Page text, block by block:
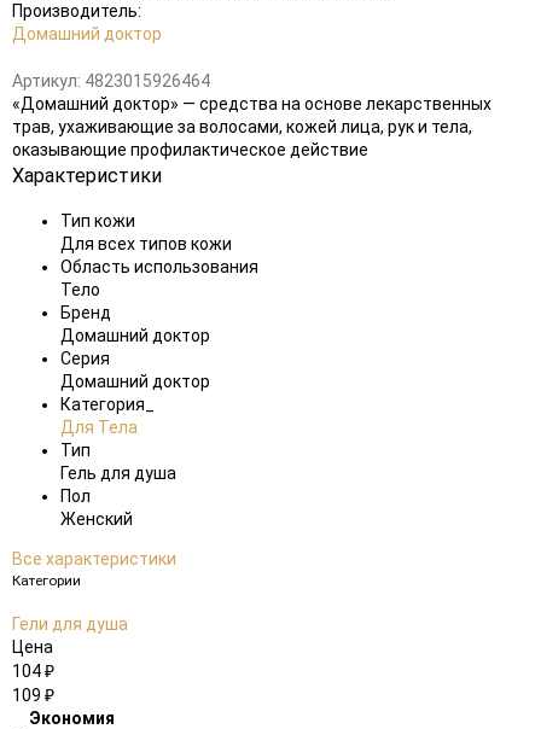
Производитель:
Домашний доктор
Артикул: 4823015926464
«Домашний доктор» — средства на основе лекарственных
трав, ухаживающие за волосами, кожей лица, рук и тела,
оказывающие профилактическое действие
Характеристики
Тип кожи
Для всех типов кожи
Область использования
Тело
Бренд
Домашний доктор
Серия
Домашний доктор
Категория_
Для Тела
Тип
Гель для душа
Пол
Женский
Все характеристики
Категории
Гели для душа
Цена
104₽
109 ₽
Экономия